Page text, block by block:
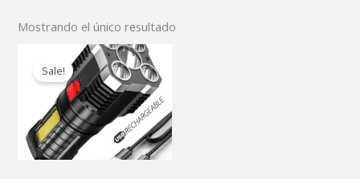
Mostrando el único resultado
Sale!
Original
price
was:
$15,00.
Current
price
is:
$12,00.